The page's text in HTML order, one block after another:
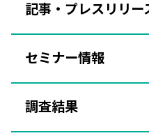
記事・プレスリリー
セミナー情報
調査結果